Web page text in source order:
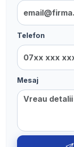
Telefon
Mesaj